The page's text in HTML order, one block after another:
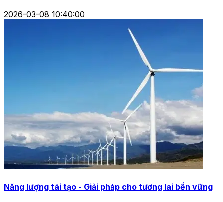
2026-03-08 10:40:00
Năng lượng tái tạo - Giải pháp cho tương lai bền vững